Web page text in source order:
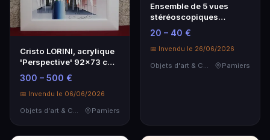
Cristo LORINI, acrylique
'Perspective' 92x73 cm,
1957
300 – 500 €
📅 Invendu le 06/06/2026
Objets d'art & Curiosités
Pamiers
Ensemble de 5 vues
stéréoscopiques
positives format
6x13cm: …
20 – 40 €
📅 Invendu le 26/06/2026
Pamiers